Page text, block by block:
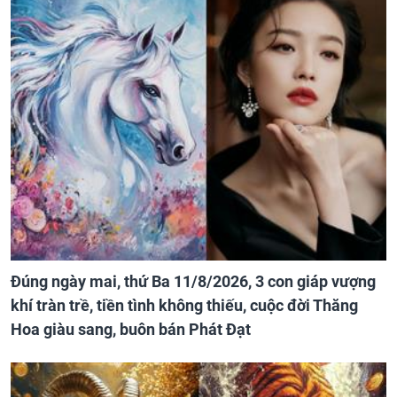
Đúng ngày mai, thứ Ba 11/8/2026, 3 con giáp vượng
khí tràn trề, tiền tình không thiếu, cuộc đời Thăng
Hoa giàu sang, buôn bán Phát Đạt